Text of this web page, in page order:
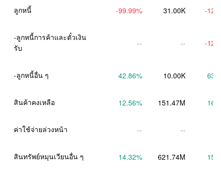
ลูกหนี้ -99.99% 31.00K -
-ลูกหนี้การค้าและตั๋วเงิน
รับ
-- -- -
-ลูกหนี้อื่น ๆ 42.86% 10.00K
สินค้าคงเหลือ 12.56% 151.47M
ค่าใช้จ่ายล่วงหน้า -- --
สินทรัพย์หมุนเวียนอื่น ๆ 14.32% 621.74M